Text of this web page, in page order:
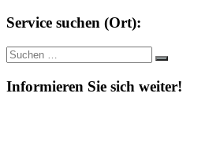
Service suchen (Ort):
Suche
nach:
Suchen
Informieren Sie sich weiter!